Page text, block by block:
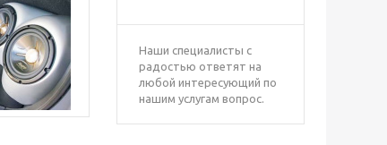
Наши специалисты с
радостью ответят на
любой интересующий по
нашим услугам вопрос.